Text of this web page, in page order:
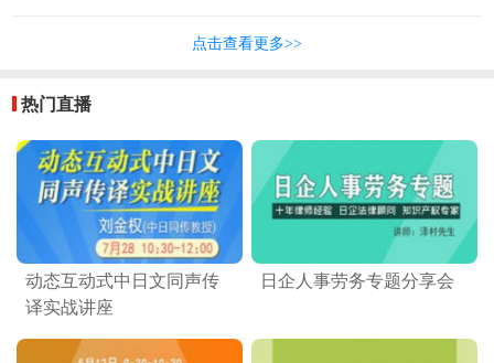
点击查看更多>>
热门直播
动态互动式中日文同声传
译实战讲座
日企人事劳务专题分享会